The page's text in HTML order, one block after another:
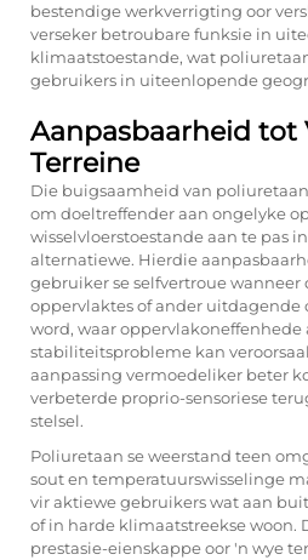
bestendige werkverrigting oor
verseker betroubare funksie in
klimaatstoestande, wat
gebruikers in uiteenlopende
Aanpasbaarheid tot
Terreine
Die buigsaamheid van
om doeltreffender aan ongelyke
wisselvloerstoestande aan te pas
alternatiewe. Hierdie
gebruiker se selfvertroue wanneer
oppervlaktes of ander
word, waar oppervlakoneffenhede
stabiliteitsprobleme kan
aanpassing vermoedeliker beter
verbeterde proprio-sensoriese
stelsel.
Poliuretaan se weerstand teen
sout en temperatuurswisselinge
vir aktiewe gebruikers wat aan
of in harde klimaatstreekse woon.
prestasie-eienskappe oor 'n wye